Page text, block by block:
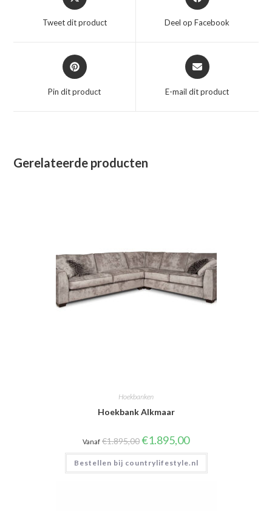
in
nieuw
Tweet dit product
in
nieuw
Deel op Facebook
Opent
in
nieuw
Pin dit product
Opent
in
nieuw
E-mail dit product
Gerelateerde producten
Hoekbanken
Hoekbank Alkmaar
Vanaf €1.895,00Oorspronkelijke
prijs
was:
€1.895,00.
€1.895,00Huidige
prijs
is:
€1.895,00.
Bestellen bij countrylifestyle.nl